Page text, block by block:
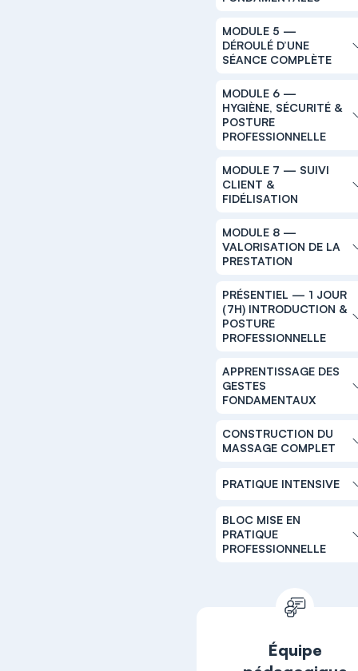
MODULE 5 —
DÉROULÉ D’UNE
SÉANCE COMPLÈTE
MODULE 6 —
HYGIÈNE, SÉCURITÉ &
POSTURE
PROFESSIONNELLE
MODULE 7 — SUIVI
CLIENT &
FIDÉLISATION
MODULE 8 —
VALORISATION DE LA
PRESTATION
PRÉSENTIEL — 1 JOUR
(7H) INTRODUCTION &
POSTURE
PROFESSIONNELLE
APPRENTISSAGE DES
GESTES
FONDAMENTAUX
CONSTRUCTION DU
MASSAGE COMPLET
PRATIQUE INTENSIVE
BLOC MISE EN
PRATIQUE
PROFESSIONNELLE
Équipe